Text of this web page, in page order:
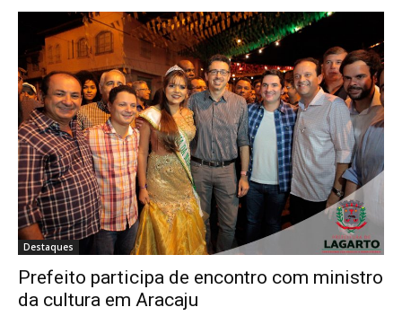
Destaques
Prefeito participa de encontro com ministro
da cultura em Aracaju